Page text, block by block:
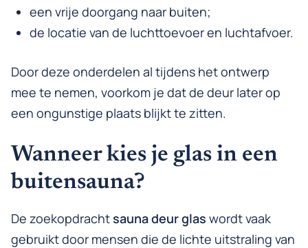
een vrije doorgang naar buiten;
de locatie van de luchttoevoer en luchtafvoer.
Door deze onderdelen al tijdens het ontwerp
mee te nemen, voorkom je dat de deur later op
een ongunstige plaats blijkt te zitten.
Wanneer kies je glas in een
buitensauna?
De zoekopdrachtsauna deur glas wordt vaak
gebruikt door mensen die de lichte uitstraling van